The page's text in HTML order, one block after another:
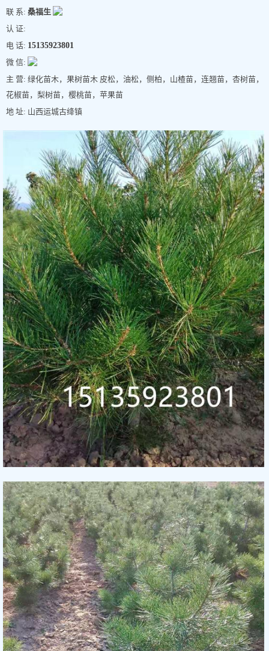
联 系: 桑福生
认 证:
电 话: 15135923801
微 信:
主 营: 绿化苗木，果树苗木 皮松，油松，侧柏，山楂苗，连翘苗，杏树苗，
花椒苗，梨树苗，樱桃苗，苹果苗
地 址: 山西运城古绛镇